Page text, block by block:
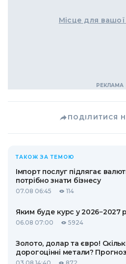
Місце для
ПОДІЛИТИСЯ
ТАКОЖ ЗА ТЕМОЮ
Імпорт послуг підлягає
потрібно знати бізнесу
07.08 06:45 114
Яким буде курс у 2026−2027
06.08 07:00 5924
Золото, долар та євро!
дорогоцінні метали?